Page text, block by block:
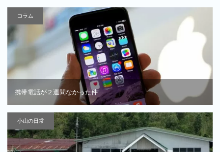
コラム
携帯電話が２週間なかった件
小山の日常